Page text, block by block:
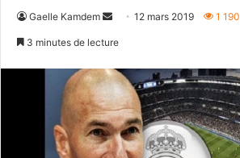
Gaelle Kamdem
Envoyer12 mars 2019 1 190
3 minutes de lecture